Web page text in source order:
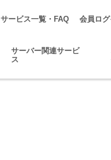
サービス一覧・FAQ 会員ロ
サーバー関連サービ
ス